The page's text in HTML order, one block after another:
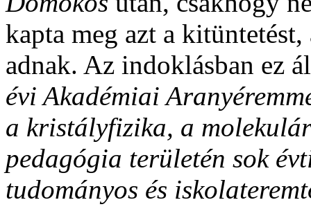
kapta meg azt a
adnak. Az indoklásban ez
évi Akadémiai
a kristályfizika, a
pedagógia területén sok
tudományos és